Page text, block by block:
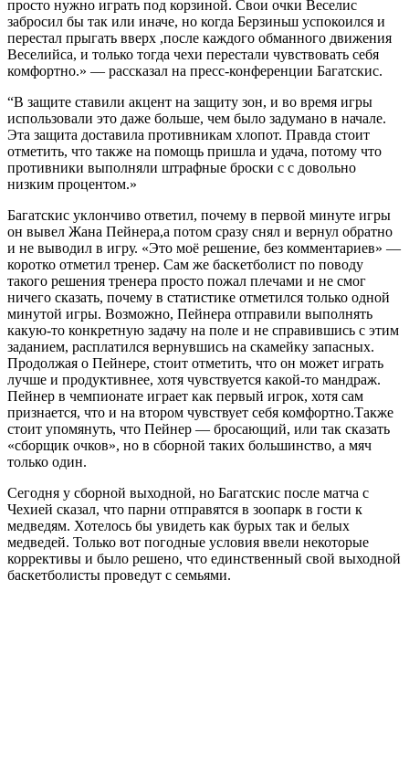
просто нужно играть под корзиной. Свои очки Веселис
забросил бы так или иначе, но когда Берзиньш успокоился и
перестал прыгать вверх ,после каждого обманного движения
Веселийса, и только тогда чехи перестали чувствовать себя
комфортно.» — рассказал на пресс-конференции Багатскис.
“В защите ставили акцент на защиту зон, и во время игры
использовали это даже больше, чем было задумано в начале.
Эта защита доставила противникам хлопот. Правда стоит
отметить, что также на помощь пришла и удача, потому что
противники выполняли штрафные броски с с довольно
низким процентом.»
Багатскис уклончиво ответил, почему в первой минуте игры
он вывел Жана Пейнера,а потом сразу снял и вернул обратно
и не выводил в игру. «Это моё решение, без комментариев» —
коротко отметил тренер. Сам же баскетболист по поводу
такого решения тренера просто пожал плечами и не смог
ничего сказать, почему в статистике отметилcя только одной
минутой игры. Возможно, Пейнера отправили выполнять
какую-то конкретную задачу на поле и не справившись с этим
заданием, расплатился вернувшись на скамейку запасных.
Продолжая о Пейнере, стоит отметить, что он может играть
лучше и продуктивнее, хотя чувствуется какой-то мандраж.
Пейнер в чемпионате играет как первый игрок, хотя сам
признается, что и на втором чувствует себя комфортно.Также
стоит упомянуть, что Пейнер — бросающий, или так сказать
«сборщик очков», но в сборной таких большинство, а мяч
только один.
Сегодня у cборной выходной, но Багатскис после матча с
Чехией сказал, что парни отправятся в зоопарк в гости к
медведям. Хотелось бы увидеть как бурых так и белых
медведей. Только вот погодные условия ввели некоторые
коррективы и было решено, что единственный свой выходной
баскетболисты проведут с семьями.